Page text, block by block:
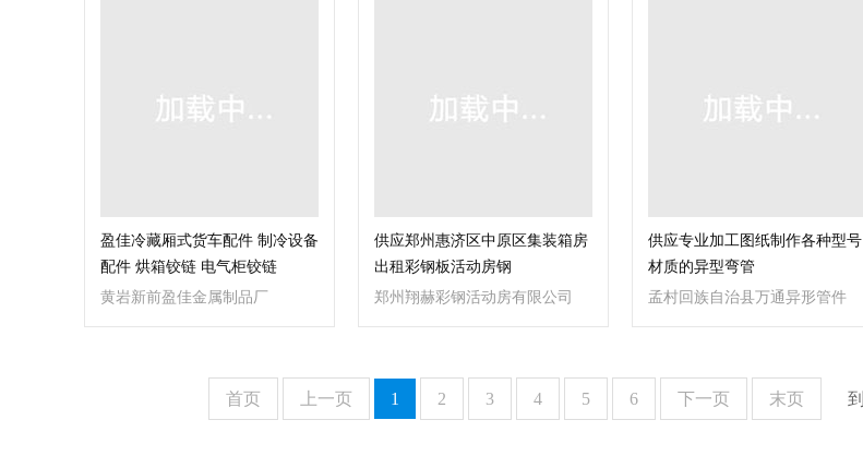
盈佳冷藏厢式货车配件 制冷设备
配件 烘箱铰链 电气柜铰链
黄岩新前盈佳金属制品厂
供应郑州惠济区中原区集装箱房
出租彩钢板活动房钢
郑州翔赫彩钢活动房有限公司
供应专业加工图纸制作各种型号
材质的异型弯管
孟村回族自治县万通异形管件
厂
首页 上一页 1 2 3 4 5 6 下一页 末页 到